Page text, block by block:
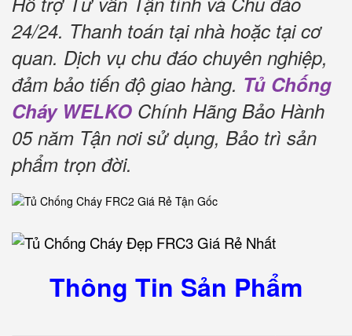
24/24. Thanh toán tại nhà hoặc tại cơ
quan. Dịch vụ chu đáo chuyên nghiệp,
đảm bảo tiến độ giao hàng. Tủ Chống
Cháy WELKO Chính Hãng Bảo Hành
05 năm Tận nơi sử dụng, Bảo trì sản
phẩm trọn đời.
Thông Tin Sản Phẩm